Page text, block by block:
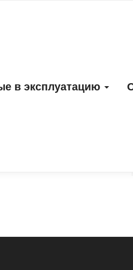
в эксплуатацию
в